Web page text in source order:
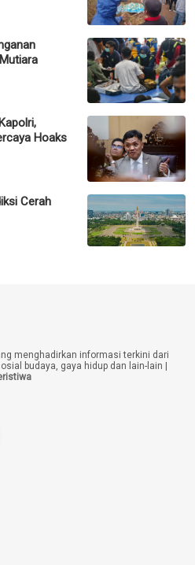
Hoaks
Cerah
menghadirkan informasi terkini dari
budaya, gaya hidup dan lain-lain |